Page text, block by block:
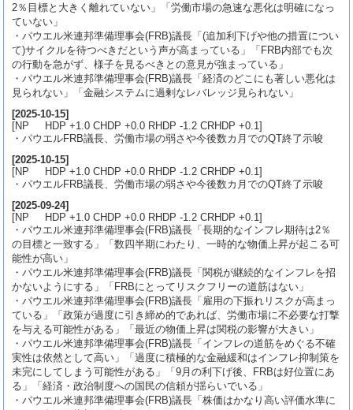
2％目標と大きく離れていない」「労働市場の急速な悪化は明確になっ
ていない」
・パウエル米連邦準備理事会(FRB)議長「(追加利下げや他の措置につい
て)サイクルを待つべきだという声が高まっている」「FRB内部でも次
の行動を急がず、様子を見るべきとの意見が強まっている」
・パウエル米連邦準備理事会(FRB)議長「経済のどこにも著しい悪化は
見られない」「金融システムに過剰なレバレッジ見られない」
[2025-10-15]
[NP HDP +1.0 CHDP +0.0 RHDP -1.2 CRHDP +0.1]
・パウエルFRB議長、労働市場の弱さや今後数カ月でのQT終了示唆
[2025-10-15]
[NP HDP +1.0 CHDP +0.0 RHDP -1.2 CRHDP +0.1]
・パウエルFRB議長、労働市場の弱さや今後数カ月でのQT終了示唆
[2025-09-24]
[NP HDP +1.0 CHDP +0.0 RHDP -1.2 CRHDP +0.1]
・パウエル米連邦準備理事会(FRB)議長「長期的なインフレ期待は2％
の目標と一致する」「数四半期にわたり、一時的な物価上昇が起こる可
能性が高い」
・パウエル米連邦準備理事会(FRB)議長「関税が継続的なインフレを招
かないようにする」「FRBにとってリスクフリーの道筋はない」
・パウエル米連邦準備理事会(FRB)議長「雇用の下振れリスクが高まっ
ている」「政策が過度に引き締め的であれば、労働市場に不必要な打撃
を与える可能性がある」「最近の物価上昇は関税の影響が大きい」
・パウエル米連邦準備理事会(FRB)議長「インフレの道筋をめぐる不確
実性は依然として高い」「過度に積極的な金融緩和はインフレ抑制策を
未完にしてしまう可能性がある」「9月の利下げ後、FRBは好位置にあ
る」「経済・政治制度への国民の信頼が揺らいでいる」
・パウエル米連邦準備理事会(FRB)議長「株価はかなり高い評価水準に